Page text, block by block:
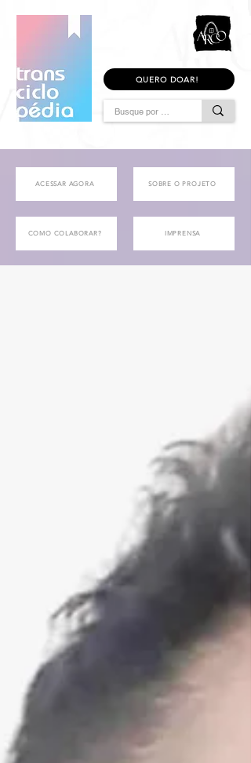
QUERO DOAR!
ACESSAR AGORA SOBRE O PROJETO
COMO COLABORAR? IMPRENSA